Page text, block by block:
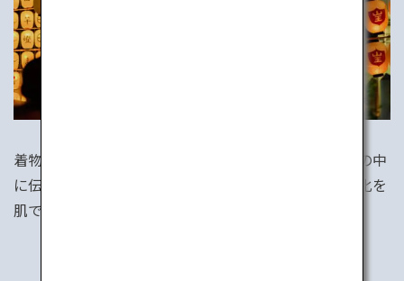
着物、茶道、祭り、和食などなど、日本には今も生活の中
に伝統文化が息づいています。その土地ならではの文化を
肌で感じてください。